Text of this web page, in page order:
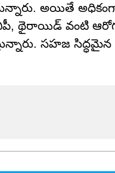
అయితే
బీపీ, థైరాయిడ్ వంటి
సహజ సిద్ధమైన